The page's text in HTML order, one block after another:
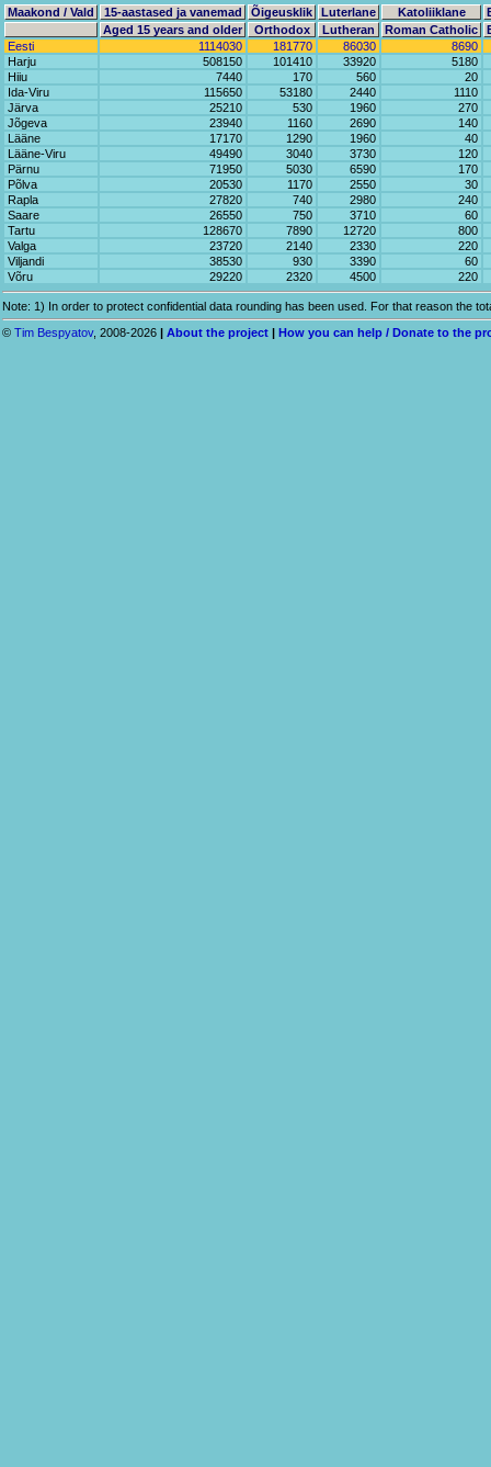
Maakond / Vald 15-aastased ja vanemad Õigeusklik Luterlane Katoliiklane
Aged 15 years and older
Orthodox Lutheran Roman Catholic
Eesti
1114030 181770 86030
8690
Harju
508150 101410 33920
5180
Hiiu
7440 170 560
20
Ida-Viru
115650 53180 2440
1110
Järva
25210 530 1960
270
Jõgeva
23940 1160 2690
140
Lääne
17170 1290 1960
40
Lääne-Viru
49490 3040 3730
120
Pärnu
71950 5030 6590
170
Põlva
20530 1170 2550
30
Rapla
27820 740 2980
240
Saare
26550 750 3710
60
Tartu
128670 7890 12720
800
Valga
23720 2140 2330
220
Viljandi
38530 930 3390
60
Võru
29220 2320 4500 220
Note: 1) In order to protect confidential data rounding has been used. For that reason the
© Tim Bespyatov, 2008-2026 About the project How you can help / Donate to the